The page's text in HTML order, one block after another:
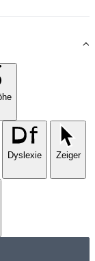
Dyslexie Zeiger